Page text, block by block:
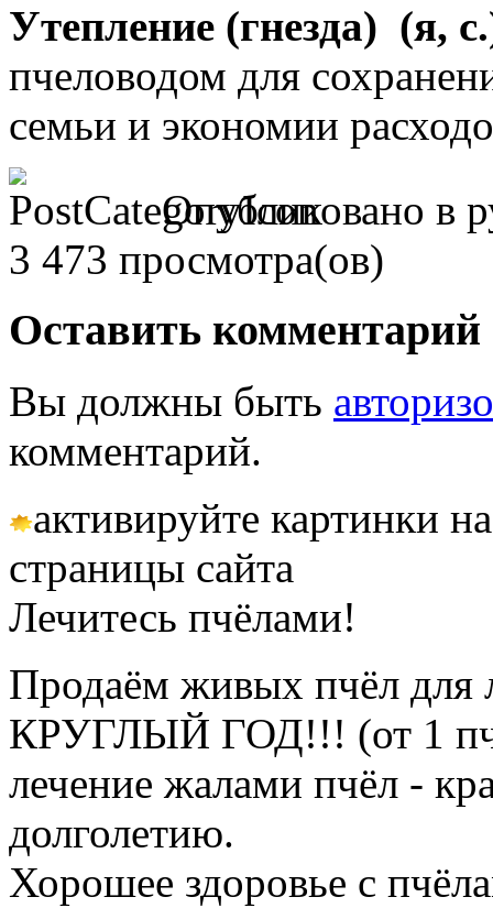
Утепление (гнезда) (я,
пчеловодом для
семьи и экономии
Опубликовано в
3 473 просмотра(ов)
Оставить комментарий
Вы должны быть
комментарий.
активируйте картинки
страницы сайта
Лечитесь пчёлами!
Продаём живых пчёл для
КРУГЛЫЙ ГОД!!! (от 1
лечение жалами пчёл -
долголетию.
Хорошее здоровье с